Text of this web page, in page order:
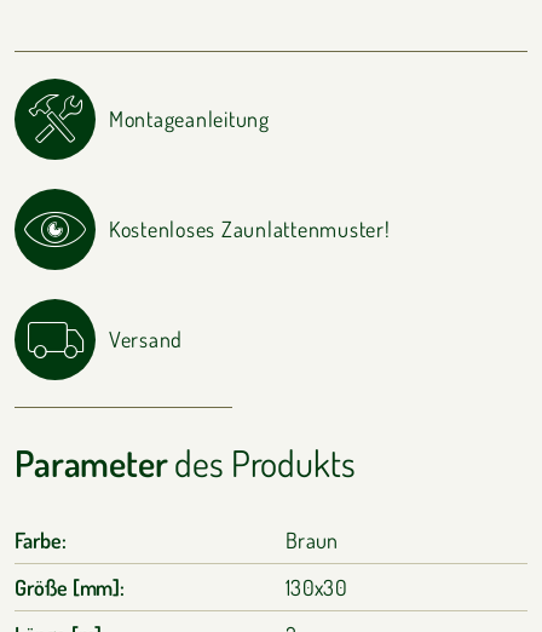
Montageanleitung
Kostenloses Zaunlattenmuster!
Versand
Parameterdes Produkts
Farbe:
Braun
Größe [mm]:
130x30